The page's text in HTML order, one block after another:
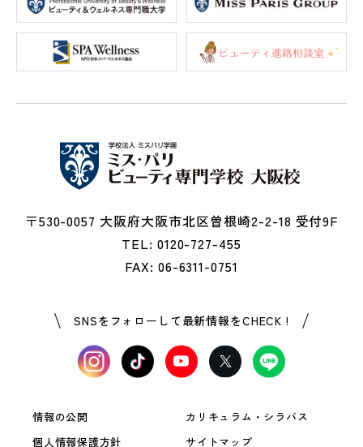
〒530-0057 大阪府大阪市北区曽根崎2-2-18 受付9F
TEL: 0120-727-455
FAX: 06-6311-0751
SNSをフォローして最新情報をCHECK !
情報の公開
カリキュラム・シラバス
個人情報保護方針
サイトマップ